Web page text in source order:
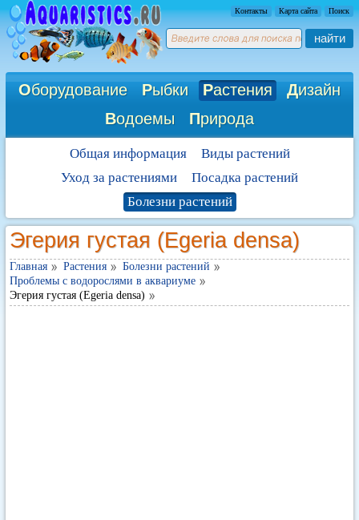
Контакты Карта сайта Поиск
найти
Оборудование Рыбки Растения Дизайн
Водоемы Природа
Общая информация
Виды растений
Уход за растениями
Посадка растений
Болезни растений
Эгерия густая (Egeria densa)
Главная Растения
Болезни растений
Проблемы с водорослями в аквариуме
Эгерия густая (Egeria densa)